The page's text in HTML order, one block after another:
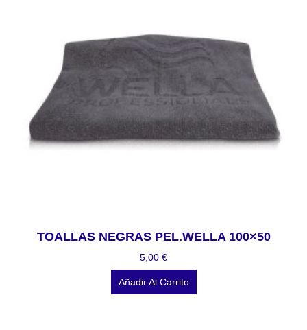
TOALLAS NEGRAS PEL.WELLA 100×50
5,00 €
Añadir Al Carrito